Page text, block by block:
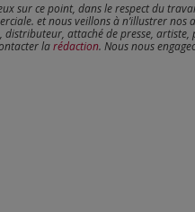
sur ce point, dans le respect du
et nous veillons à n’illustrer nos
attaché de presse,
larédaction. Nous nous